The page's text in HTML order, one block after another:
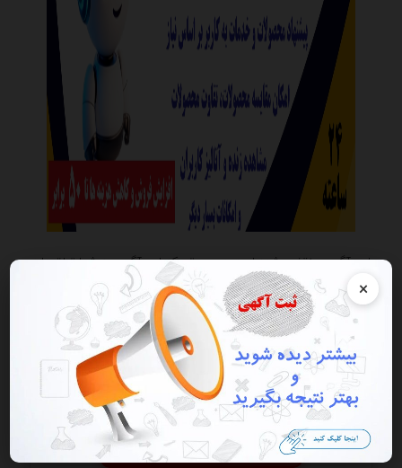
×
این آگهی منقضی شده است در صورتی که این آگهی به شما تعلق دارد
هرچه سریعتر به پنل کاربری خود مراجعه و اقدام به فعال سازی آن نمایید
گزارش آگهی ذخیره
📢 ثبت آگهی در سامانه
💬 ثبت آگهی شما در این صفحه